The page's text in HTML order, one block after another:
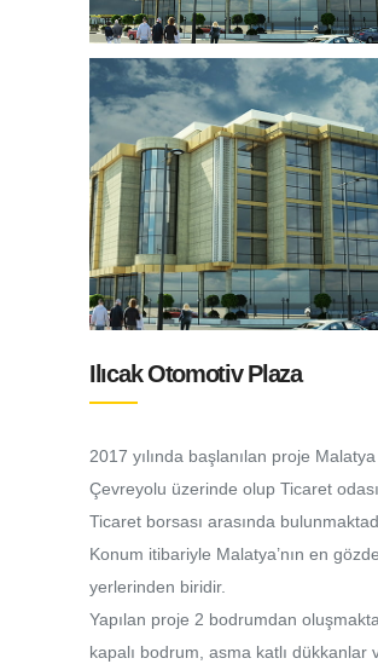
IlıcakOtomotivPlaza
2017 yılında başlanılan proje Malatya
Çevreyolu üzerinde olup Ticaret
Ticaret borsası arasında
Konum itibariyle Malatya’nın en gözde
yerlerinden biridir.
Yapılan proje 2 bodrumdan
kapalı bodrum, asma katlı dükkanlar